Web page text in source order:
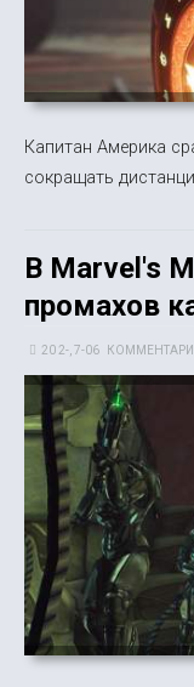
Капитан Америка
сокращать
В Marvel's
промахов
20 2-, 7-06